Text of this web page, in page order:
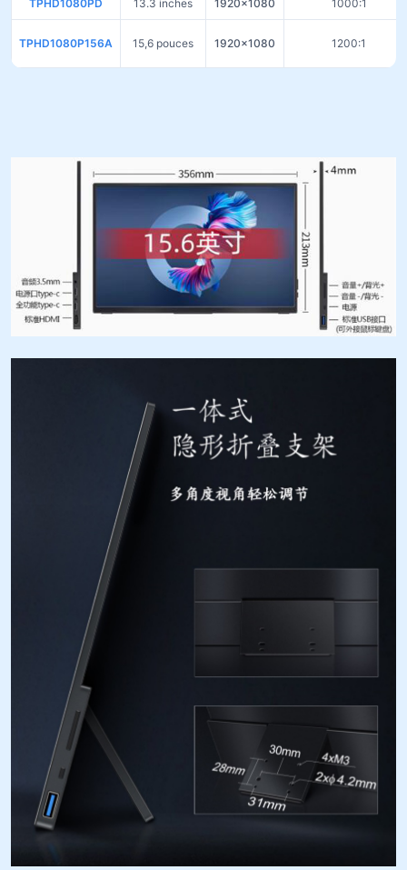
TPHD1080PD 13.3 inches 1920×1080 1000:1
TPHD1080P156A 15,6 pouces 1920×1080 1200:1